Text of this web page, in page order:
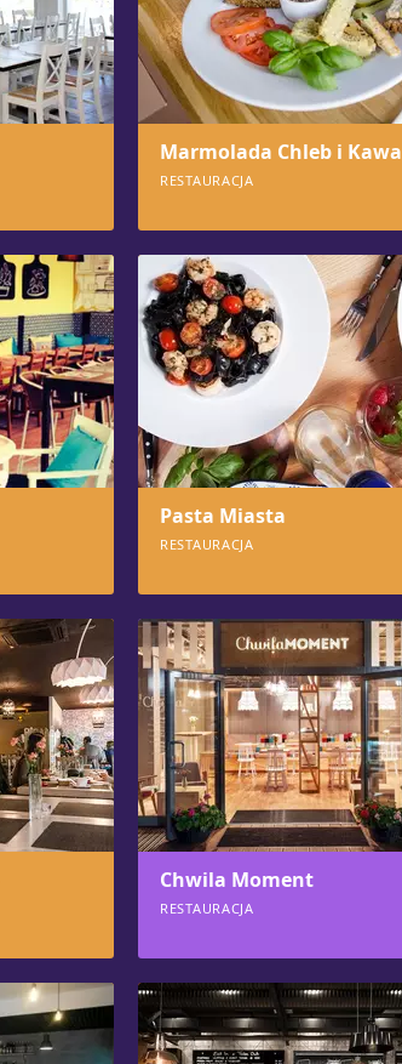
Marmolada Chleb i Kawa
RESTAURACJA
Pasta Miasta
RESTAURACJA
Chwila Moment
RESTAURACJA